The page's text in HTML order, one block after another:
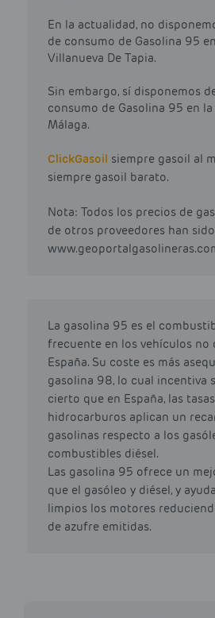
En la actualidad, no
de consumo de Gasolina 95
Villanueva De Tapia.
Sin embargo, sí disponemos
consumo de Gasolina 95 en
Málaga.
ClickGasoil siempre gasoil al
siempre gasoil barato.
Nota: Todos los precios de
de otros proveedores han
La gasolina 95 es el
frecuente en los vehículos no
España. Su coste es más
gasolina 98, lo cual incentiva
cierto que en España, las
hidrocarburos aplican un
gasolinas respecto a los
combustibles diésel.
Las gasolina 95 ofrece un
que el gasóleo y diésel, y
limpios los motores
de azufre emitidas.